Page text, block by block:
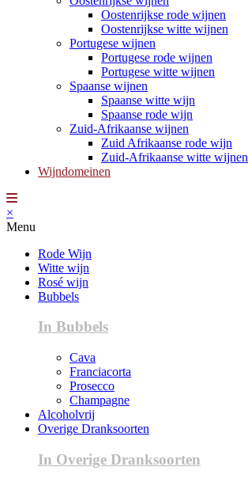
Oostenrijkse rode wijnen
Oostenrijkse witte wijnen
Portugese wijnen
Portugese rode wijnen
Portugese witte wijnen
Spaanse wijnen
Spaanse witte wijn
Spaanse rode wijn
Zuid-Afrikaanse wijnen
Zuid Afrikaanse rode wijn
Zuid-Afrikaanse witte wijnen
Wijndomeinen
×
Menu
Rode Wijn
Witte wijn
Rosé wijn
Bubbels
In Bubbels
Cava
Franciacorta
Prosecco
Champagne
Alcoholvrij
Overige Dranksoorten
In Overige Dranksoorten